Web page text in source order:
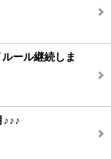
ール継続しま